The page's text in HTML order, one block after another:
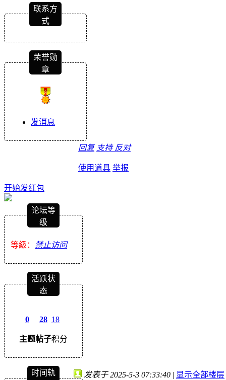
联系方
式
荣誉勋
章
发消息
回复 支持 反对
使用道具 举报
开始发红包
论坛等
级
等級： 禁止访问
活跃状
态
0
主题
28
帖子
18
积分
时间轨
发表于 2025-5-3 07:33:40 | 显示全部楼层